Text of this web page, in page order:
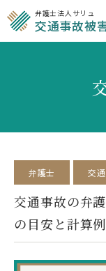
弁護士法人サリュ
交通事故被
弁護士 交
交通事故の弁
の目安と計算